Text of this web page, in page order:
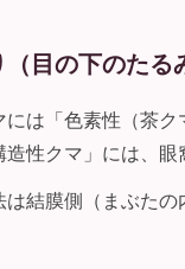
（目の下のたる
には「色素性（茶
造性クマ」には、
は結膜側（まぶた